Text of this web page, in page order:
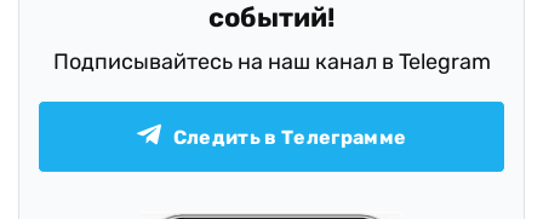
событий!
Подписывайтесь на наш канал в Telegram
Следить в Телеграмме